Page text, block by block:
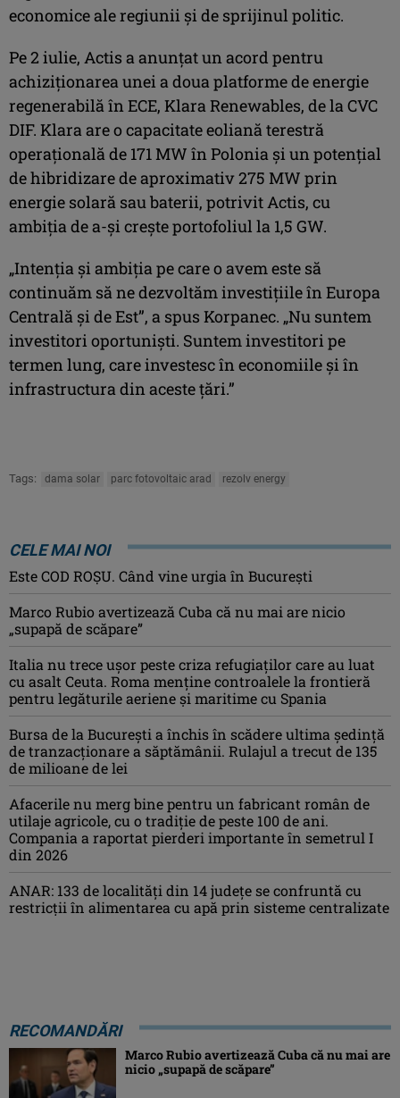
economice ale regiunii și de sprijinul politic.
Pe 2 iulie, Actis a anunțat un acord pentru
achiziționarea unei a doua platforme de energie
regenerabilă în ECE, Klara Renewables, de la CVC
DIF. Klara are o capacitate eoliană terestră
operațională de 171 MW în Polonia și un potențial
de hibridizare de aproximativ 275 MW prin
energie solară sau baterii, potrivit Actis, cu
ambiția de a-și crește portofoliul la 1,5 GW.
„Intenția și ambiția pe care o avem este să
continuăm să ne dezvoltăm investițiile în Europa
Centrală și de Est”, a spus Korpanec. „Nu suntem
investitori oportuniști. Suntem investitori pe
termen lung, care investesc în economiile și în
infrastructura din aceste țări.”
Tags: dama solar parc fotovoltaic arad rezolv energy
CELE MAI NOI
Este COD ROŞU. Când vine urgia în Bucureşti
Marco Rubio avertizează Cuba că nu mai are nicio
„supapă de scăpare”
Italia nu trece ușor peste criza refugiaților care au luat
cu asalt Ceuta. Roma menține controalele la frontieră
pentru legăturile aeriene și maritime cu Spania
Bursa de la București a închis în scădere ultima ședință
de tranzacționare a săptămânii. Rulajul a trecut de 135
de milioane de lei
Afacerile nu merg bine pentru un fabricant român de
utilaje agricole, cu o tradiție de peste 100 de ani.
Compania a raportat pierderi importante în semetrul I
din 2026
ANAR: 133 de localități din 14 județe se confruntă cu
restricții în alimentarea cu apă prin sisteme centralizate
RECOMANDĂRI
Marco Rubio avertizează Cuba că nu mai are
nicio „supapă de scăpare”